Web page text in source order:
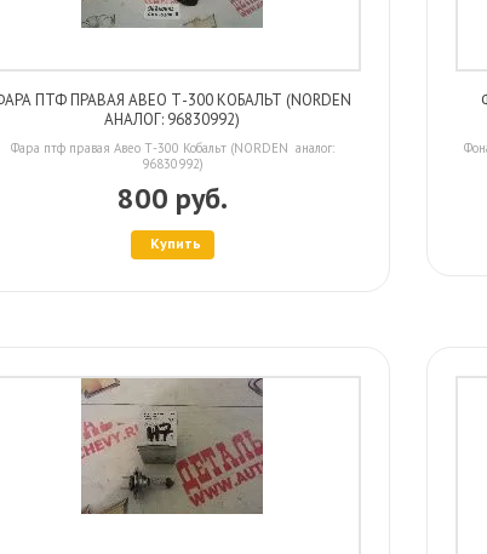
ПТФ ПРАВАЯ АВЕО Т-300 КОБАЛЬТ (NORDEN
АНАЛОГ: 96830992)
Фара птф правая Авео Т-300 Кобальт (NORDEN аналог:
96830992)
800 руб.
Купить